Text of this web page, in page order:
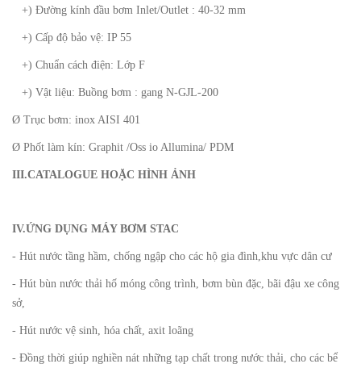
+) Đường kính đầu bơm Inlet/Outlet : 40-32 mm
+) Cấp độ bảo vệ: IP 55
+) Chuẩn cách điện: Lớp F
+) Vật liệu: Buồng bơm : gang N-GJL-200
Ø Trục bơm: inox AISI 401
Ø Phốt làm kín: Graphit /Oss io Allumina/ PDM
III.CATALOGUE HOẶC HÌNH ẢNH
IV.ỨNG DỤNG MÁY BƠM STAC
- Hút nước tầng hầm, chống ngập cho các hộ gia đình,khu vực dân cư
- Hút bùn nước thải hố móng công trình, bơm bùn đặc, bãi đậu xe công
sở,
- Hút nước vệ sinh, hóa chất, axit loãng
- Đồng thời giúp nghiền nát những tạp chất trong nước thải, cho các bể